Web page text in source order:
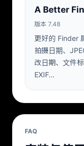
A Better
版本 7.48
更好的 Finder
拍摄日期、
改日期、文件
EXIF…
FAQ